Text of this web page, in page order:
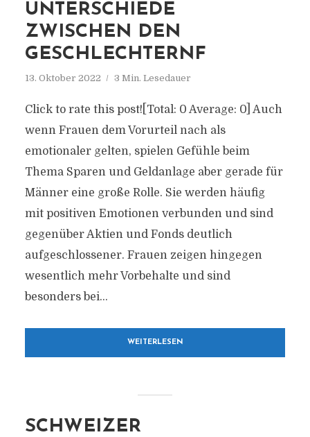
UNTERSCHIEDE
ZWISCHEN DEN
GESCHLECHTERNF
13. Oktober 2022 3 Min. Lesedauer
Click to rate this post![Total: 0 Average: 0] Auch
wenn Frauen dem Vorurteil nach als
emotionaler gelten, spielen Gefühle beim
Thema Sparen und Geldanlage aber gerade für
Männer eine große Rolle. Sie werden häufig
mit positiven Emotionen verbunden und sind
gegenüber Aktien und Fonds deutlich
aufgeschlossener. Frauen zeigen hingegen
wesentlich mehr Vorbehalte und sind
besonders bei...
WEITERLESEN
SCHWEIZER